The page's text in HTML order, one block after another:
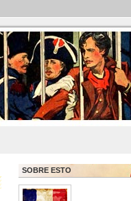
SOBRE ESTO